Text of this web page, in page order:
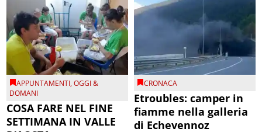
APPUNTAMENTI,OGGI &
DOMANI
COSA FARE NEL FINE
SETTIMANA IN VALLE
CRONACA
Etroubles: camper in
fiamme nella galleria
di Echevennoz